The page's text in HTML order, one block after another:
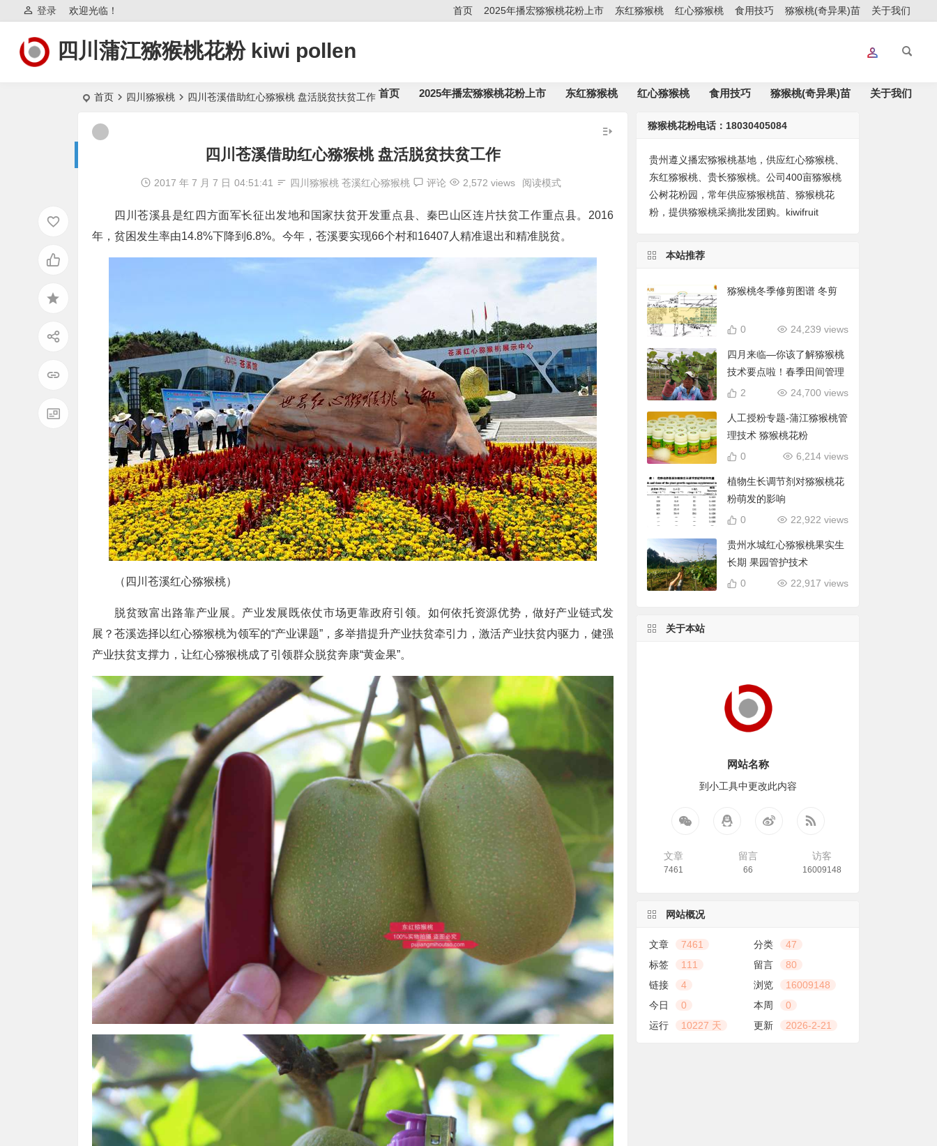
欢迎光临！
登录 首页 2025年播宏猕猴桃花粉上市 东红猕猴桃 红心猕猴桃 食用技巧 猕猴桃(奇异果)苗 关于我们
四川蒲江猕猴桃花粉 kiwi pollen
首页 2025年播宏猕猴桃花粉上市 东红猕猴桃 红心猕猴桃 食用技巧 猕猴桃(奇异果)苗 关于我们
首页 四川猕猴桃 四川苍溪借助红心猕猴桃 盘活脱贫扶贫工作
四川苍溪借助红心猕猴桃 盘活脱贫扶贫工作
2017 年 7 月 7 日 04:51:41 四川猕猴桃 苍溪红心猕猴桃 评论 2,572 views 阅读模式
四川苍溪县是红四方面军长征出发地和国家扶贫开发重点县、秦巴山区连片扶贫工作重点县。2016
年，贫困发生率由14.8%下降到6.8%。今年，苍溪要实现66个村和16407人精准退出和精准脱贫。
（四川苍溪红心猕猴桃）
脱贫致富出路靠产业展。产业发展既依仗市场更靠政府引领。如何依托资源优势，做好产业链式发
展？苍溪选择以红心猕猴桃为领军的“产业课题”，多举措提升产业扶贫牵引力，激活产业扶贫内驱力，健强
产业扶贫支撑力，让红心猕猴桃成了引领群众脱贫奔康“黄金果”。
猕猴桃花粉电话：18030405084
贵州遵义播宏猕猴桃基地，供应红心猕猴桃、
东红猕猴桃、贵长猕猴桃。公司400亩猕猴桃
公树花粉园，常年供应猕猴桃苗、猕猴桃花
粉，提供猕猴桃采摘批发团购。kiwifruit
本站推荐
猕猴桃冬季修剪图谱 冬剪
24,239 views
0
四月来临—你该了解猕猴桃
技术要点啦！春季田间管理
24,700 views
2
人工授粉专题-蒲江猕猴桃管
理技术 猕猴桃花粉
6,214 views
0
植物生长调节剂对猕猴桃花
粉萌发的影响
22,922 views
0
贵州水城红心猕猴桃果实生
长期 果园管护技术
22,917 views
0
关于本站
网站名称
到小工具中更改此内容
文章
7461
留言
66
访客
16009148
网站概况
文章 7461 分类
47
标签
111 留言
80
链接
4 浏览
16009148
今日
0 本周
0
运行
10227 天 更新 2026-2-21